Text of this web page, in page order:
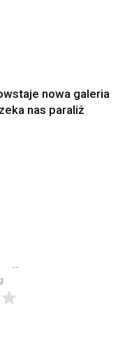
nowa galeria
nas paraliż